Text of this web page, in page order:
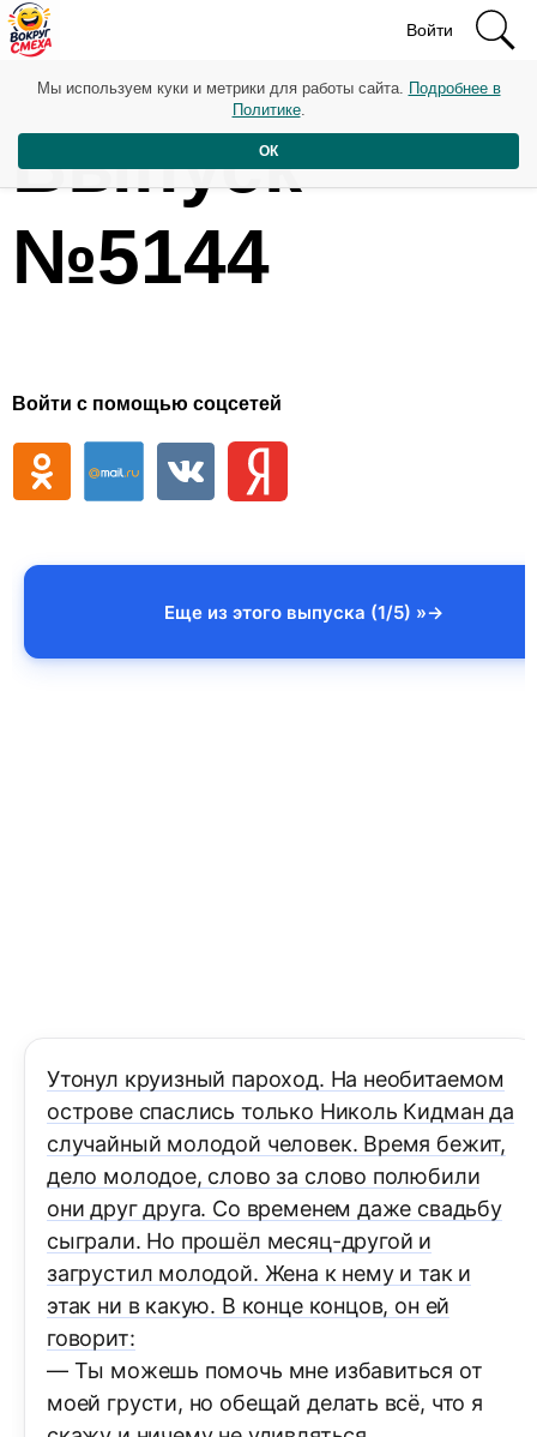
Войти
Выпуск
№5144
Войти с помощью соцсетей
Еще из этого выпуска (1/5) »
Утонул круизный пароход. На необитаемом
острове спаслись только Николь Кидман да
случайный молодой человек. Время бежит,
дело молодое, слово за слово полюбили
они друг друга. Со временем даже свадьбу
сыграли. Но прошёл месяц-другой и
загрустил молодой. Жена к нему и так и
этак ни в какую. В конце концов, он ей
говорит:
— Ты можешь помочь мне избавиться от
моей грусти, но обещай делать всё, что я
Мы используем куки и метрики для работы сайта. Подробнее в
Политике.
ОК